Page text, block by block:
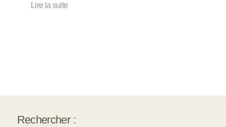
Lire la suite
Rechercher :